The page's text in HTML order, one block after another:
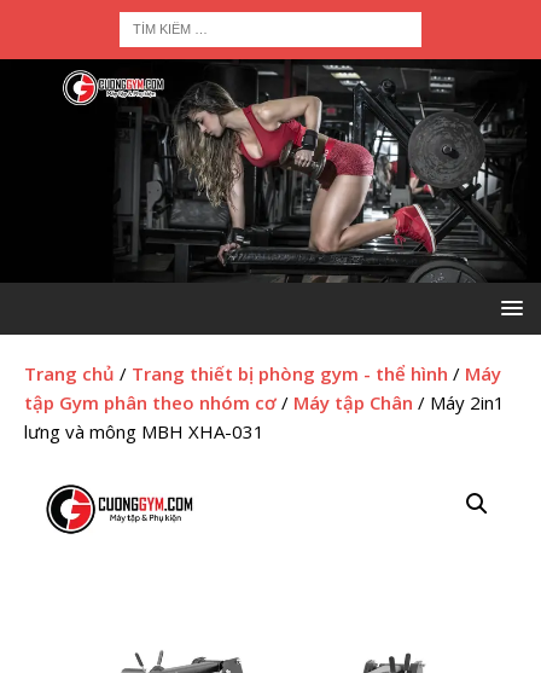
Trang chủ / Trang thiết bị phòng gym - thể hình / Máy
tập Gym phân theo nhóm cơ / Máy tập Chân / Máy 2in1
lưng và mông MBH XHA-031